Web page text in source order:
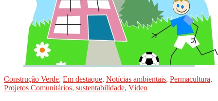
Construção Verde, Em destaque, Notícias ambientais, Permacultura,
Projetos Comunitários, sustentabilidade, Vídeo